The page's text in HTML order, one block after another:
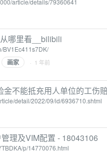
article/details/79360641
哪里看__bilibili
BV1Ec411s7DK/
画家 · 1 年前
金不能抵充用人单位的工伤
detail/2022/09/id/6936710.shtml
理及VIM配置 - 18043106
p/14770076.html